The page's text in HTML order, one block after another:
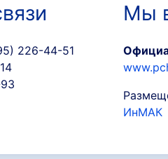
226-44-51
Мы
ИнМАК